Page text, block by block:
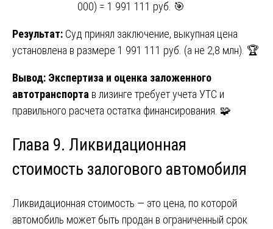
000) = 1 991 111 руб. 🎯
Результат: Суд принял заключение, выкупная цена
установлена в размере 1 991 111 руб. (а не 2,8 млн). 🏆
Вывод: Экспертиза и оценка заложенного
автотранспорта в лизинге требует учета УТС и
правильного расчета остатка финансирования. 🧩
Глава 9. Ликвидационная
стоимость залогового автомобиля
Ликвидационная стоимость — это цена, по которой
автомобиль может быть продан в ограниченный срок